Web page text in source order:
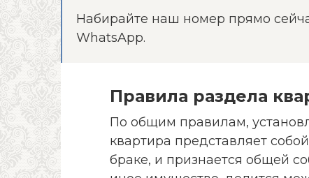
Набирайте наш номер прямо
WhatsApp.
Правила раздела
По общим правилам,
квартира представляет
браке, и признается общей